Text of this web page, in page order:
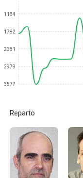
1184
1782
2381
2979
3577
Reparto